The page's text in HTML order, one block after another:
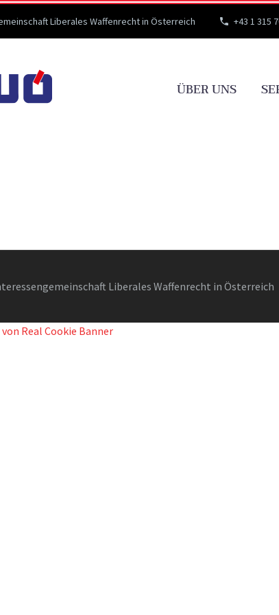
Liberales Waffenrecht in Österreich +43 1 315
ÜBER UNS
Liberales Waffenrecht in Österreich
Real Cookie Banner